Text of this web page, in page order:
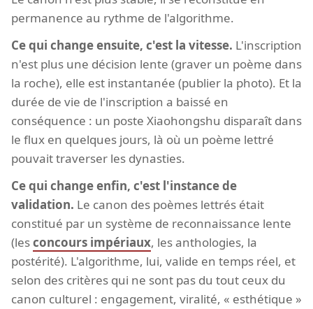
permanence au rythme de l'algorithme.
Ce qui change ensuite, c'est la vitesse. L'inscription
n'est plus une décision lente (graver un poème dans
la roche), elle est instantanée (publier la photo). Et la
durée de vie de l'inscription a baissé en
conséquence : un poste Xiaohongshu disparaît dans
le flux en quelques jours, là où un poème lettré
pouvait traverser les dynasties.
Ce qui change enfin, c'est l'instance de
validation. Le canon des poèmes lettrés était
constitué par un système de reconnaissance lente
(lesconcours impériaux, les anthologies, la
postérité). L'algorithme, lui, valide en temps réel, et
selon des critères qui ne sont pas du tout ceux du
canon culturel : engagement, viralité, « esthétique »